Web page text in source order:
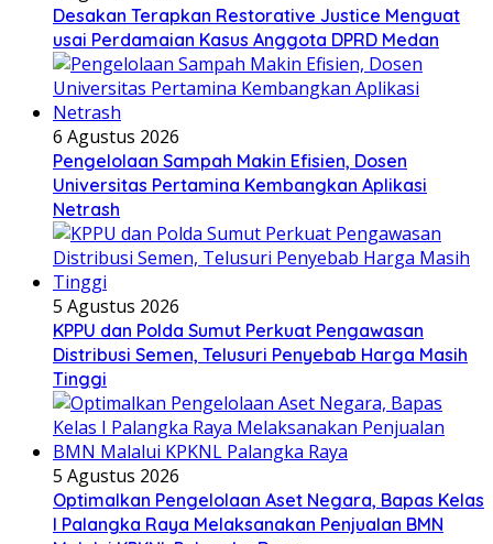
Desakan Terapkan Restorative Justice Menguat
usai Perdamaian Kasus Anggota DPRD Medan
6 Agustus 2026
Pengelolaan Sampah Makin Efisien, Dosen
Universitas Pertamina Kembangkan Aplikasi
Netrash
5 Agustus 2026
KPPU dan Polda Sumut Perkuat Pengawasan
Distribusi Semen, Telusuri Penyebab Harga Masih
Tinggi
5 Agustus 2026
Optimalkan Pengelolaan Aset Negara, Bapas Kelas
I Palangka Raya Melaksanakan Penjualan BMN